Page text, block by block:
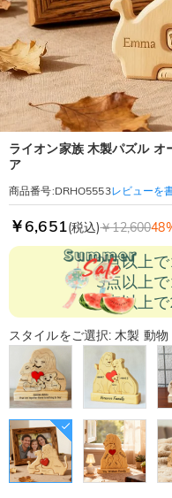
ライオン家族 木製パズル オ
ア
商品番号:DRHO5553レビューを
￥6,651(税込)￥12,600
2点以上
3点以上
5点以上
スタイルをご選択: 木製 動物